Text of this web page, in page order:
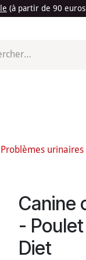
(à partir de 90
Problèmes urinaires
Canine
-
Diet